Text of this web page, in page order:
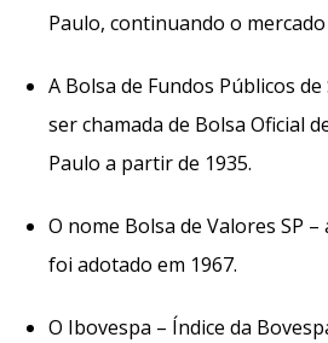
Paulo, continuando o
A Bolsa de Fundos Públicos
ser chamada de Bolsa Oficial
Paulo a partir de 1935.
O nome Bolsa de Valores SP
foi adotado em 1967.
O Ibovespa – Índice da